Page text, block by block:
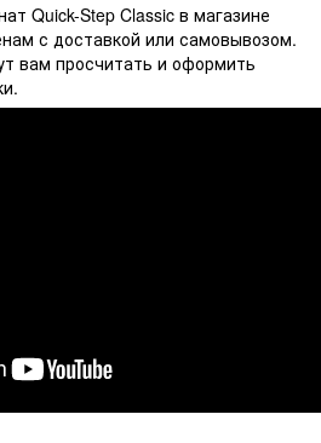
Quick-Step Classic в магазине
с доставкой или самовывозом.
вам просчитать и оформить